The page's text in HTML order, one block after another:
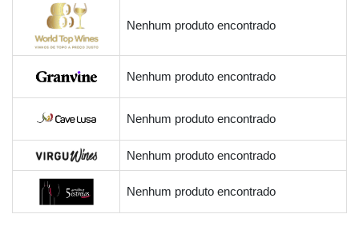
Nenhum produto encontrado
Nenhum produto encontrado
Nenhum produto encontrado
Nenhum produto encontrado
Nenhum produto encontrado